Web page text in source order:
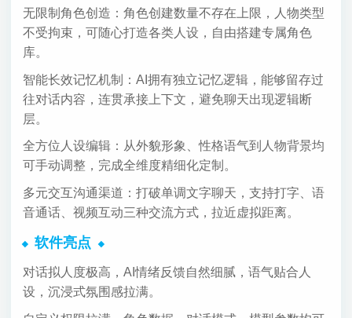
无限制角色创造：角色创建数量不存在上限，人物类型
不受拘束，可随心打造各类人设，自由搭建专属角色
库。
智能长效记忆机制：AI拥有独立记忆逻辑，能够留存过
往对话内容，连贯承接上下文，避免聊天出现逻辑断
层。
全方位人设编辑：从外貌形象、性格语气到人物背景均
可手动调整，完成全维度精细化定制。
多元交互沟通渠道：打破单调文字聊天，支持打字、语
音通话、视频互动三种交流方式，拉近虚拟距离。
软件亮点
对话拟人度极高，AI情绪反馈自然细腻，语气贴合人
设，沉浸式氛围感拉满。